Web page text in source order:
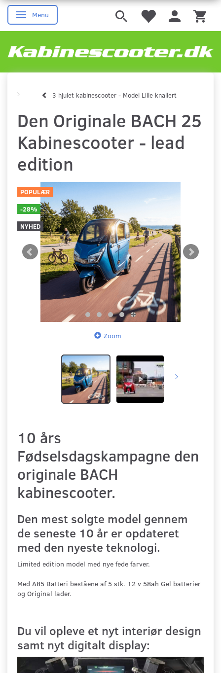
Skifte navigation
Menu
3 hjulet kabinescooter - Model Lille knallert
Den Originale BACH 25
Kabinescooter - lead
edition
POPULÆR
-28%
NYHED
Zoom
10 års
Fødselsdagskampagne den
originale BACH
kabinescooter.
Den mest solgte model gennem
de seneste 10 år er opdateret
med den nyeste teknologi.
Limited edition model med nye fede farver.
Med A85 Batteri beståene af 5 stk. 12 v 58ah Gel batterier
og Original lader.
Du vil opleve et nyt interiør design
samt nyt digitalt display: